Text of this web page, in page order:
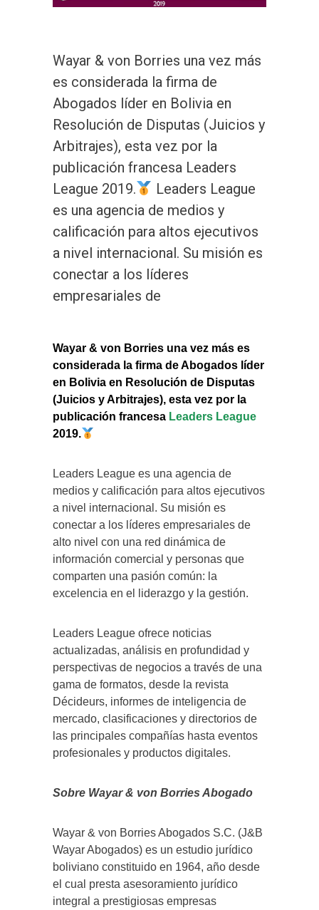
Wayar & von Borries una vez más
es considerada la firma de
Abogados líder en Bolivia en
Resolución de Disputas (Juicios y
Arbitrajes), esta vez por la
publicación francesa Leaders
League 2019.
Leaders League
es una agencia de medios y
calificación para altos ejecutivos
a nivel internacional. Su misión es
conectar a los líderes
empresariales de
Wayar & von Borries una vez más es
considerada la firma de Abogados líder
en Bolivia en Resolución de Disputas
(Juicios y Arbitrajes), esta vez por la
publicación francesa Leaders League
2019.
Leaders League es una agencia de
medios y calificación para altos ejecutivos
a nivel internacional. Su misión es
conectar a los líderes empresariales de
alto nivel con una red dinámica de
información comercial y personas que
comparten una pasión común: la
excelencia en el liderazgo y la gestión.
Leaders League ofrece noticias
actualizadas, análisis en profundidad y
perspectivas de negocios a través de una
gama de formatos, desde la revista
Décideurs, informes de inteligencia de
mercado, clasificaciones y directorios de
las principales compañías hasta eventos
profesionales y productos digitales.
Sobre Wayar & von Borries Abogado
Wayar & von Borries Abogados S.C. (J&B
Wayar Abogados) es un estudio jurídico
boliviano constituido en 1964, año desde
el cual presta asesoramiento jurídico
integral a prestigiosas empresas